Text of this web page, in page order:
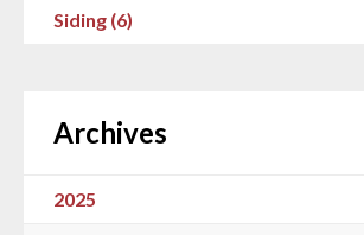
Siding (6)
Archives
2025